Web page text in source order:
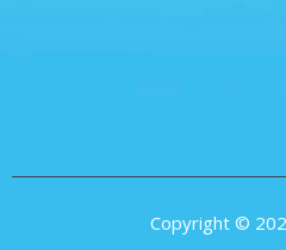
Copyright ©